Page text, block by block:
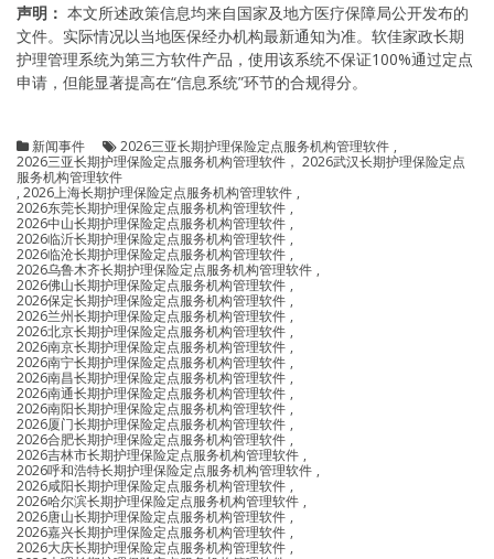
声明： 本文所述政策信息均来自国家及地方医疗保障局公开发布的
文件。实际情况以当地医保经办机构最新通知为准。软佳家政长期
护理管理系统为第三方软件产品，使用该系统不保证100%通过定点
申请，但能显著提高在“信息系统”环节的合规得分。
新闻事件 2026三亚长期护理保险定点服务机构管理软件 ,
2026三亚长期护理保险定点服务机构管理软件， 2026武汉长期护理保险定点
服务机构管理软件
, 2026上海长期护理保险定点服务机构管理软件 ,
2026东莞长期护理保险定点服务机构管理软件 ,
2026中山长期护理保险定点服务机构管理软件 ,
2026临沂长期护理保险定点服务机构管理软件 ,
2026临沧长期护理保险定点服务机构管理软件 ,
2026乌鲁木齐长期护理保险定点服务机构管理软件 ,
2026佛山长期护理保险定点服务机构管理软件 ,
2026保定长期护理保险定点服务机构管理软件 ,
2026兰州长期护理保险定点服务机构管理软件 ,
2026北京长期护理保险定点服务机构管理软件 ,
2026南京长期护理保险定点服务机构管理软件 ,
2026南宁长期护理保险定点服务机构管理软件 ,
2026南昌长期护理保险定点服务机构管理软件 ,
2026南通长期护理保险定点服务机构管理软件 ,
2026南阳长期护理保险定点服务机构管理软件 ,
2026厦门长期护理保险定点服务机构管理软件 ,
2026合肥长期护理保险定点服务机构管理软件 ,
2026吉林市长期护理保险定点服务机构管理软件 ,
2026呼和浩特长期护理保险定点服务机构管理软件 ,
2026咸阳长期护理保险定点服务机构管理软件 ,
2026哈尔滨长期护理保险定点服务机构管理软件 ,
2026唐山长期护理保险定点服务机构管理软件 ,
2026嘉兴长期护理保险定点服务机构管理软件 ,
2026大庆长期护理保险定点服务机构管理软件 ,